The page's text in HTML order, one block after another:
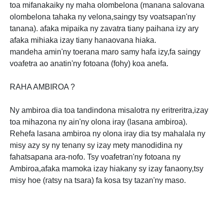
toa mifanakaiky ny maha olombelona (manana salovana
olombelona tahaka ny velona,saingy tsy voatsapan'ny
tanana). afaka mipaika ny zavatra tiany paihana izy ary
afaka mihiaka izay tiany hanaovana hiaka.
mandeha amin'ny toerana maro samy hafa izy,fa saingy
voafetra ao anatin'ny fotoana (fohy) koa anefa.
RAHA AMBIROA ?
Ny ambiroa dia toa tandindona misalotra ny eritreritra,izay
toa mihazona ny ain'ny olona iray (lasana ambiroa).
Rehefa lasana ambiroa ny olona iray dia tsy mahalala ny
misy azy sy ny tenany sy izay mety manodidina ny
fahatsapana ara-nofo. Tsy voafetran'ny fotoana ny
Ambiroa,afaka mamoka izay hiakany sy izay fanaony,tsy
misy hoe (ratsy na tsara) fa kosa tsy tazan'ny maso.